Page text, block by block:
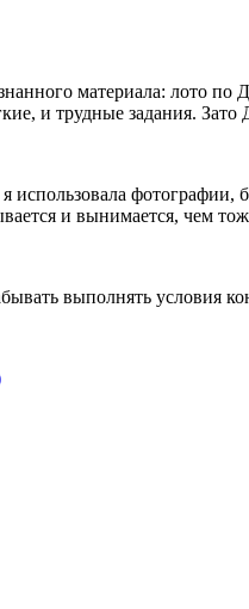
материала: лото
и трудные задания.
фотографии,
и вынимается, чем
выполнять условия